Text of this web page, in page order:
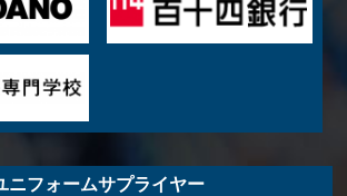
ニフォームサプライヤー